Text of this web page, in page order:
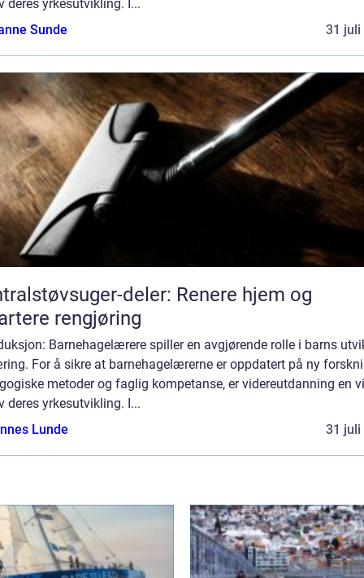
deres yrkesutvikling. I...
Sunde
31 juli
deler: Renere hjem og
rengjøring
Barnehagelærere spiller en avgjørende rolle i barns
For å sikre at barnehagelærerne er oppdatert på ny
metoder og faglig kompetanse, er videreutdanning en
deres yrkesutvikling. I...
Lunde
31 juli